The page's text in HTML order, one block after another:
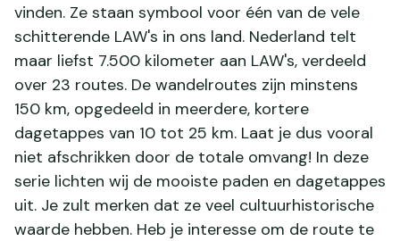
vinden. Ze staan symbool voor één van de vele
schitterende LAW's in ons land. Nederland telt
maar liefst 7.500 kilometer aan LAW's, verdeeld
over 23 routes. De wandelroutes zijn minstens
150 km, opgedeeld in meerdere, kortere
dagetappes van 10 tot 25 km. Laat je dus vooral
niet afschrikken door de totale omvang! In deze
serie lichten wij de mooiste paden en dagetappes
uit. Je zult merken dat ze veel cultuurhistorische
waarde hebben. Heb je interesse om de route te